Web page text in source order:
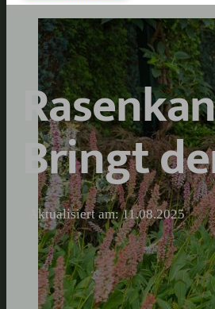
Bringt
Aktualisiert am: 11.08.2025